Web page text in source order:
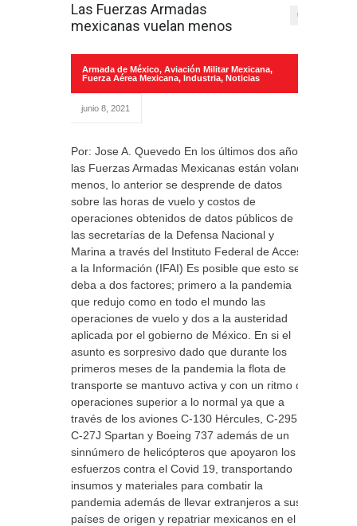
Las Fuerzas Armadas
mexicanas vuelan menos
0
Armada de México, Aviación Militar Mexicana,
Fuerza Aérea Mexicana, Industria, Noticias
junio 8, 2021
Por: Jose A. Quevedo En los últimos dos años
las Fuerzas Armadas Mexicanas están volando
menos, lo anterior se desprende de datos
sobre las horas de vuelo y costos de
operaciones obtenidos de datos públicos de
las secretarías de la Defensa Nacional y
Marina a través del Instituto Federal de Acceso
a la Información (IFAI) Es posible que esto se
deba a dos factores; primero a la pandemia
que redujo como en todo el mundo las
operaciones de vuelo y dos a la austeridad
aplicada por el gobierno de México. En si el
asunto es sorpresivo dado que durante los
primeros meses de la pandemia la flota de
transporte se mantuvo activa y con un ritmo de
operaciones superior a lo normal ya que a
través de los aviones C-130 Hércules, C-295,
C-27J Spartan y Boeing 737 además de un
sinnúmero de helicópteros que apoyaron los
esfuerzos contra el Covid 19, transportando
insumos y materiales para combatir la
pandemia además de llevar extranjeros a sus
países de origen y repatriar mexicanos en el